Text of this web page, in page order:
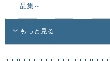
品集～
もっと見る